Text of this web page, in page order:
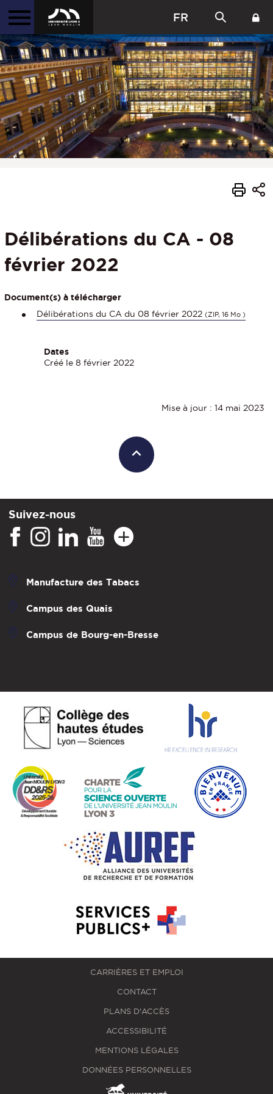
FR
Délibérations du CA - 08
février 2022
Document(s) à télécharger
Délibérations du CA du 08 février 2022 (ZIP, 16 Mo )
Dates
Créé le 8 février 2022
Mise à jour : 14 mai 2023
Suivez-nous
Manufacture des Tabacs
Campus des Quais
Campus de Bourg-en-Bresse
CARRIÈRES ET EMPLOI
CONTACT
PLANS D'ACCÈS
ACCESSIBILITÉ
MENTIONS LÉGALES
DONNÉES PERSONNELLES